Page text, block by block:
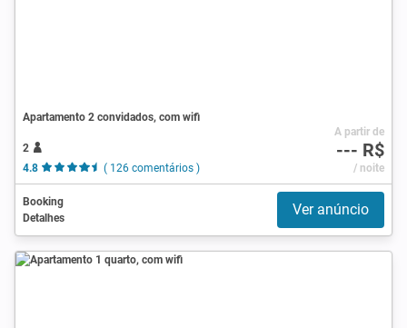
Apartamento 2 convidados, com wifi
2
4.8
( 126 comentários )
A partir de
--- R$
/ noite
Booking
Detalhes
Ver anúncio